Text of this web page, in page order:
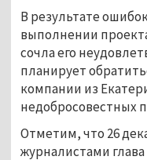
В результате
выполнении
сочла его
планирует
компании из
недобросовестных
Отметим, что 26